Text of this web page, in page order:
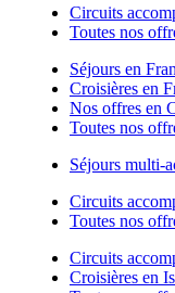
Circuits
Toutes nos
Séjours en
Croisières en
Nos offres en
Toutes nos
Séjours multi-
Circuits
Toutes nos
Circuits
Croisières en